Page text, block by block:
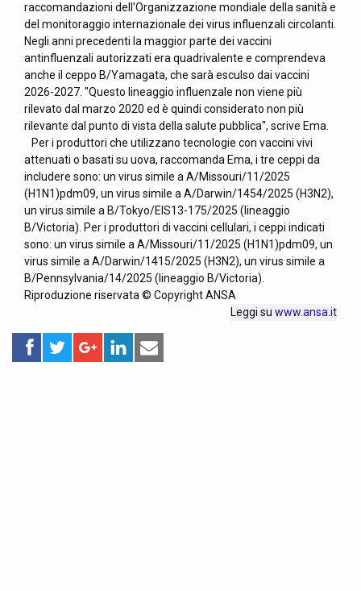
raccomandazioni dell'Organizzazione mondiale della sanità e
del monitoraggio internazionale dei virus influenzali circolanti.
Negli anni precedenti la maggior parte dei vaccini
antinfluenzali autorizzati era quadrivalente e comprendeva
anche il ceppo B/Yamagata, che sarà esculso dai vaccini
2026-2027. "Questo lineaggio influenzale non viene più
rilevato dal marzo 2020 ed è quindi considerato non più
rilevante dal punto di vista della salute pubblica", scrive Ema.
Per i produttori che utilizzano tecnologie con vaccini vivi
attenuati o basati su uova, raccomanda Ema, i tre ceppi da
includere sono: un virus simile a A/Missouri/11/2025
(H1N1)pdm09, un virus simile a A/Darwin/1454/2025 (H3N2),
un virus simile a B/Tokyo/EIS13-175/2025 (lineaggio
B/Victoria). Per i produttori di vaccini cellulari, i ceppi indicati
sono: un virus simile a A/Missouri/11/2025 (H1N1)pdm09, un
virus simile a A/Darwin/1415/2025 (H3N2), un virus simile a
B/Pennsylvania/14/2025 (lineaggio B/Victoria).
Riproduzione riservata © Copyright ANSA
Leggi su www.ansa.it